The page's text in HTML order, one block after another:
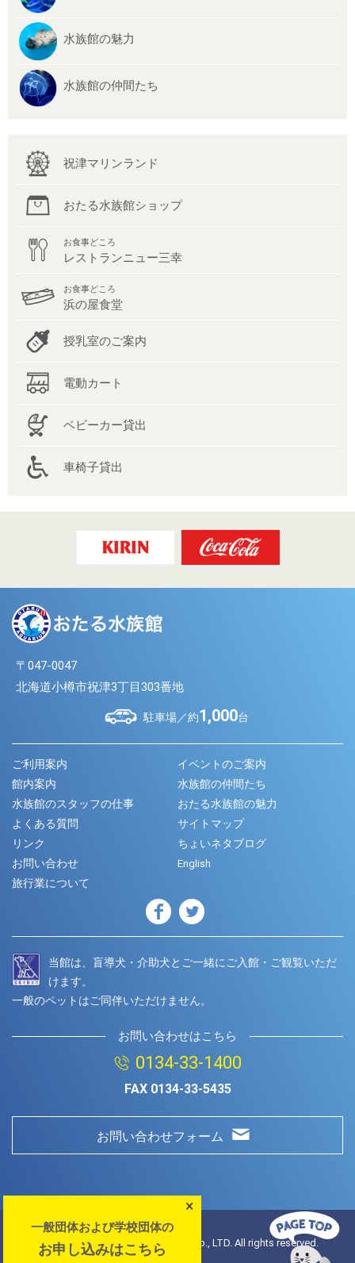
水族館の魅力
水族館の仲間たち
祝津マリンランド
おたる水族館ショップ
お食事どころ
レストランニュー三幸
お食事どころ
浜の屋食堂
授乳室のご案内
電動カート
ベビーカー貸出
車椅子貸出
〒047-0047
北海道小樽市祝津3丁目303番地
駐車場／約1,000台
ご利用案内
イベントのご案内
館内案内
水族館の仲間たち
水族館のスタッフの仕事
おたる水族館の魅力
よくある質問
サイトマップ
リンク
ちょいネタブログ
お問い合わせ
English
旅行業について
当館は、盲導犬・介助犬とご一緒にご入館・ご観覧いただ
けます。
一般のペットはご同伴いただけません。
お問い合わせはこちら
0134-33-1400
FAX 0134-33-5435
お問い合わせフォーム
© Copyright 2026 Otaru Aquarium.Co., LTD. All rights reserved.
×
一般団体および学校団体の
お申し込みはこちら